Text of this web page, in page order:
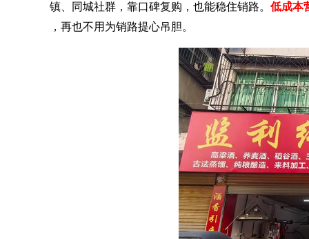
镇、同城社群，靠口碑复购，也能稳住销路。 低成本
，再也不用为销路提心吊胆。